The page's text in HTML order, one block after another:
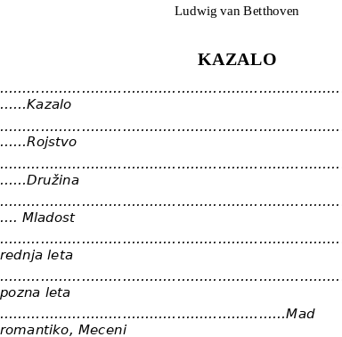
Ludwig van Betthoven
KAZALO
......Kazalo
......Rojstvo
......Družina
.... Mladost
rednja leta
pozna leta
romantiko, Meceni